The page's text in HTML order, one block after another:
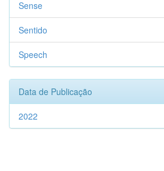
Sense
Sentido
Speech
Data de Publicação
2022